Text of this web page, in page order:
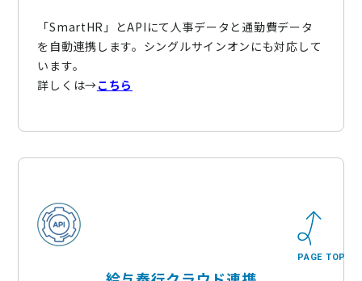
「SmartHR」とAPIにて人事データと通勤費データ
を自動連携します。シングルサインオンにも対応して
います。
詳しくは→こちら
PAGE TOP